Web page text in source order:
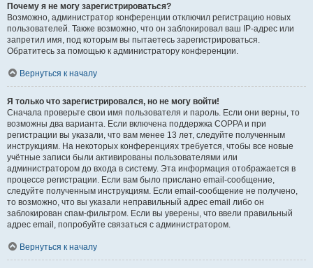
Почему я не могу зарегистрироваться?
Возможно, администратор конференции отключил регистрацию новых
пользователей. Также возможно, что он заблокировал ваш IP-адрес или
запретил имя, под которым вы пытаетесь зарегистрироваться.
Обратитесь за помощью к администратору конференции.
Вернуться к началу
Я только что зарегистрировался, но не могу войти!
Сначала проверьте свои имя пользователя и пароль. Если они верны, то
возможны два варианта. Если включена поддержка COPPA и при
регистрации вы указали, что вам менее 13 лет, следуйте полученным
инструкциям. На некоторых конференциях требуется, чтобы все новые
учётные записи были активированы пользователями или
администратором до входа в систему. Эта информация отображается в
процессе регистрации. Если вам было прислано email-сообщение,
следуйте полученным инструкциям. Если email-сообщение не получено,
то возможно, что вы указали неправильный адрес email либо он
заблокирован спам-фильтром. Если вы уверены, что ввели правильный
адрес email, попробуйте связаться с администратором.
Вернуться к началу